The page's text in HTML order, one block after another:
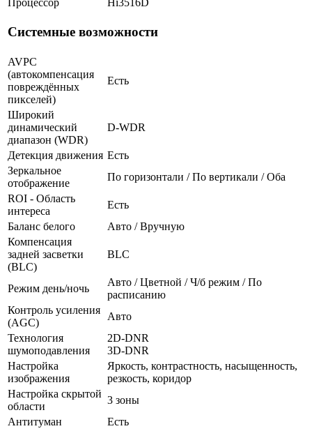
Системные возможности
AVPC
(автокомпенсация
повреждённых
пикселей)
Есть
Широкий
динамический
диапазон (WDR)
D-WDR
Детекция движения Есть
Зеркальное
отображение
По горизонтали / По вертикали / Оба
ROI - Область
интереса
Есть
Баланс белого
Авто / Вручную
Компенсация
задней засветки
(BLC)
BLC
Режим день/ночь
Авто / Цветной / Ч/б режим / По
расписанию
Контроль усиления
(AGC)
Авто
Технология
шумоподавления
2D-DNR
3D-DNR
Настройка
изображения
Яркость, контрастность, насыщенность,
резкость, коридор
Настройка скрытой
области
3 зоны
Антитуман
Есть